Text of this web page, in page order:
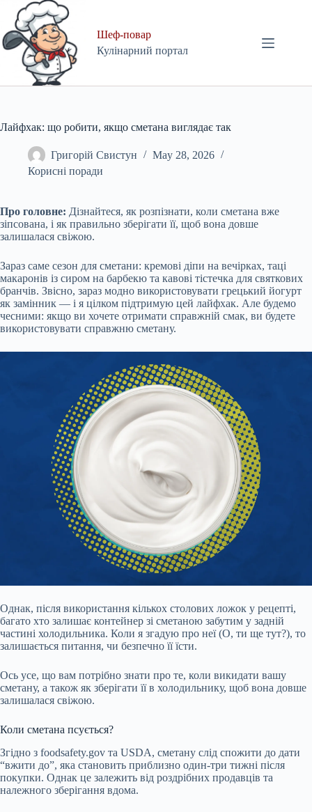
content
Шеф-повар
Кулінарний портал
Лайфхак: що робити, якщо сметана виглядає так
Григорій Свистун
May 28, 2026
Корисні поради
Про головне: Дізнайтеся, як розпізнати, коли сметана вже
зіпсована, і як правильно зберігати її, щоб вона довше
залишалася свіжою.
Зараз саме сезон для сметани: кремові діпи на вечірках, таці
макаронів із сиром на барбекю та кавові тістечка для святкових
бранчів. Звісно, зараз модно використовувати грецький йогурт
як замінник — і я цілком підтримую цей лайфхак. Але будемо
чесними: якщо ви хочете отримати справжній смак, ви будете
використовувати справжню сметану.
Однак, після використання кількох столових ложок у рецепті,
багато хто залишає контейнер зі сметаною забутим у задній
частині холодильника. Коли я згадую про неї (О, ти ще тут?), то
залишається питання, чи безпечно її їсти.
Ось усе, що вам потрібно знати про те, коли викидати вашу
сметану, а також як зберігати її в холодильнику, щоб вона довше
залишалася свіжою.
Коли сметана псується?
Згідно з foodsafety.gov та USDA, сметану слід спожити до дати
“вжити до”, яка становить приблизно один-три тижні після
покупки. Однак це залежить від роздрібних продавців та
належного зберігання вдома.